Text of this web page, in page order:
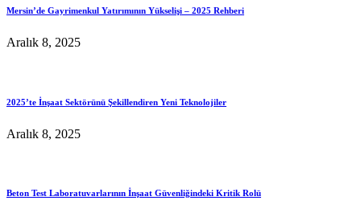
Mersin’de Gayrimenkul Yatırımının Yükselişi – 2025 Rehberi
Aralık 8, 2025
2025’te İnşaat Sektörünü Şekillendiren Yeni Teknolojiler
Aralık 8, 2025
Beton Test Laboratuvarlarının İnşaat Güvenliğindeki Kritik Rolü